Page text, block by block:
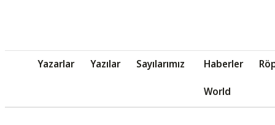
Yazarlar Yazılar Sayılarımız Haberler
World